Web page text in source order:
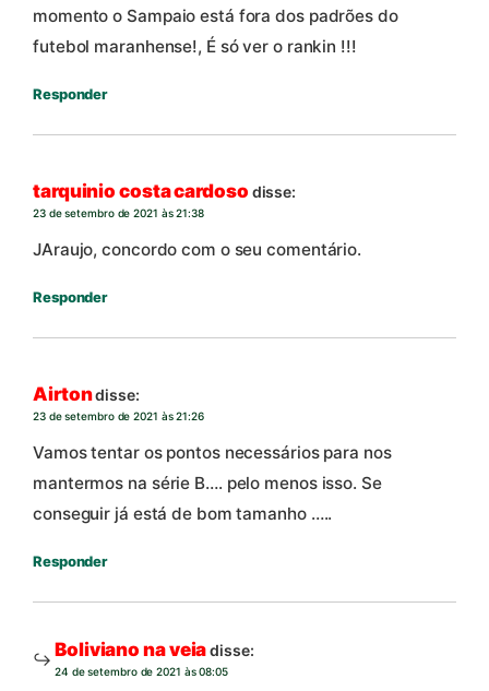
momento o Sampaio está fora dos padrões do
futebol maranhense!, É só ver o rankin !!!
Responder
tarquinio costa cardoso disse:
23 de setembro de 2021 às 21:38
JAraujo, concordo com o seu comentário.
Responder
Airtondisse:
23 de setembro de 2021 às 21:26
Vamos tentar os pontos necessários para nos
mantermos na série B…. pelo menos isso. Se
conseguir já está de bom tamanho …..
Responder
Boliviano na veiadisse:
24 de setembro de 2021 às 08:05